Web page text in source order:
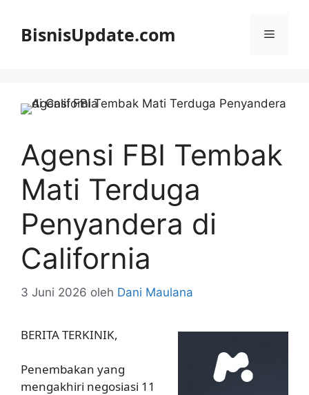
BisnisUpdate.com Menu
Agensi FBI Tembak
Mati Terduga
Penyandera di
California
3 Juni 2026 oleh Dani Maulana
BERITA TERKINIK,
Penembakan yang
mengakhiri negosiasi 11